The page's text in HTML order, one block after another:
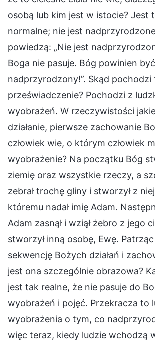
osobą lub kim jest w istocie? Jest
normalne; nie jest
powiedzą: „Nie jest
Boga nie pasuje. Bóg powinien być
nadprzyrodzony!”. Skąd pochodzi
przeświadczenie? Pochodzi z
wyobrażeń. W rzeczywistości
działanie, pierwsze zachowanie
człowiek wie, o którym człowiek
wyobrażenie? Na początku Bóg
ziemię oraz wszystkie rzeczy, a
zebrał trochę gliny i stworzył z
któremu nadał imię Adam.
Adam zasnął i wziął żebro z jego
stworzył inną osobę, Ewę. Patrząc
sekwencję Bożych działań i
jest ona szczególnie obrazowa?
jest tak realne, że nie pasuje do
wyobrażeń i pojęć. Przekracza to
wyobrażenia o tym, co
więc teraz, kiedy ludzie wchodzą